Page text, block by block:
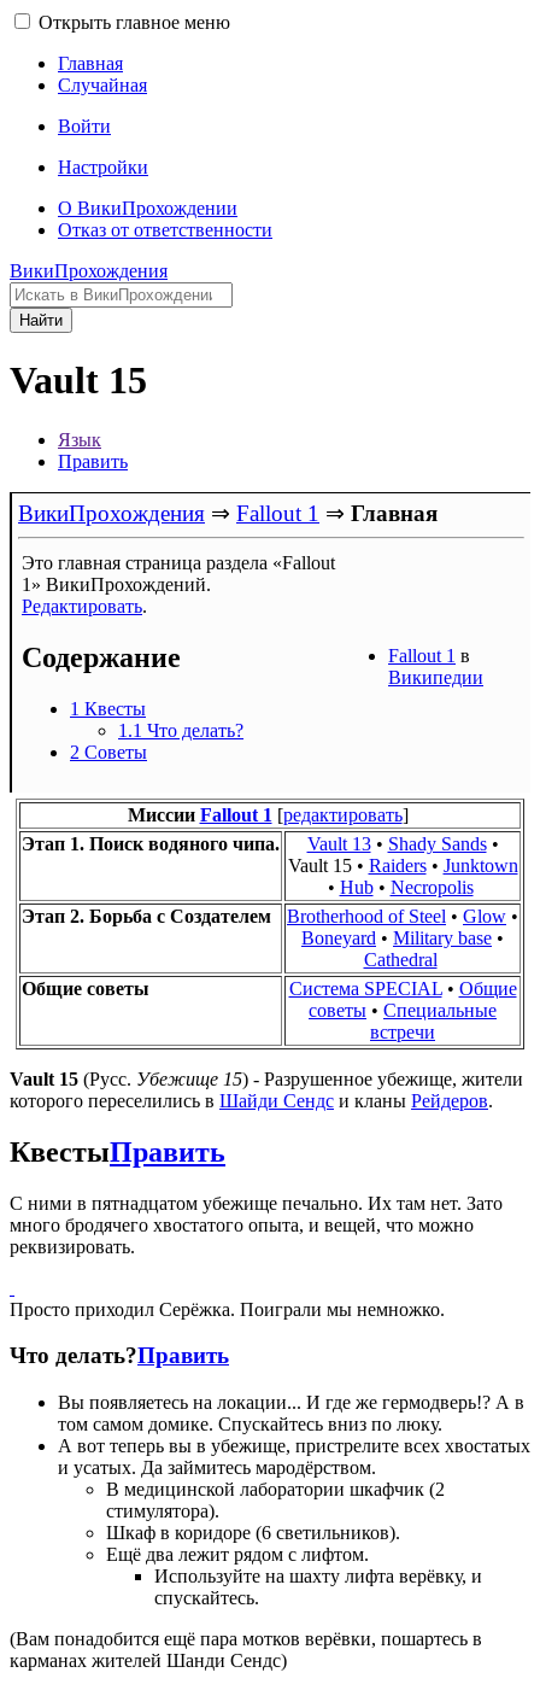
Открыть главное меню
Главная
Случайная
Войти
Настройки
О ВикиПрохождении
Отказ от ответственности
ВикиПрохождения
Найти
Vault 15
Язык
Править
ВикиПрохождения ⇒ Fallout 1 ⇒ Главная
Это главная страница раздела «Fallout
1» ВикиПрохождений.
Редактировать.
Содержание
1 Квесты
1.1 Что делать?
2 Советы
Fallout 1 в
Википедии
Миссии Fallout 1 [редактировать]
Этап 1. Поиск водяного чипа.
Vault 13• Shady Sands•
Vault 15• Raiders• Junktown
• Hub• Necropolis
Этап 2. Борьба с Создателем
Brotherhood of Steel • Glow •
Boneyard • Military base •
Cathedral
Общие советы
Система SPECIAL• Общие
советы • Специальные
встречи
Vault 15 (Русс. Убежище 15) - Разрушенное убежище, жители
которого переселились в Шайди Сендс и кланы Рейдеров.
КвестыПравить
С ними в пятнадцатом убежище печально. Их там нет. Зато
много бродячего хвостатого опыта, и вещей, что можно
реквизировать.
Просто приходил Серёжка. Поиграли мы немножко.
Что делать?Править
Вы появляетесь на локации... И где же гермодверь!? А в
том самом домике. Спускайтесь вниз по люку.
А вот теперь вы в убежище, пристрелите всех хвостатых
и усатых. Да займитесь мародёрством.
В медицинской лаборатории шкафчик (2
стимулятора).
Шкаф в коридоре (6 светильников).
Ещё два лежит рядом с лифтом.
Используйте на шахту лифта верёвку, и
спускайтесь.
(Вам понадобится ещё пара мотков верёвки, пошартесь в
карманах жителей Шанди Сендс)